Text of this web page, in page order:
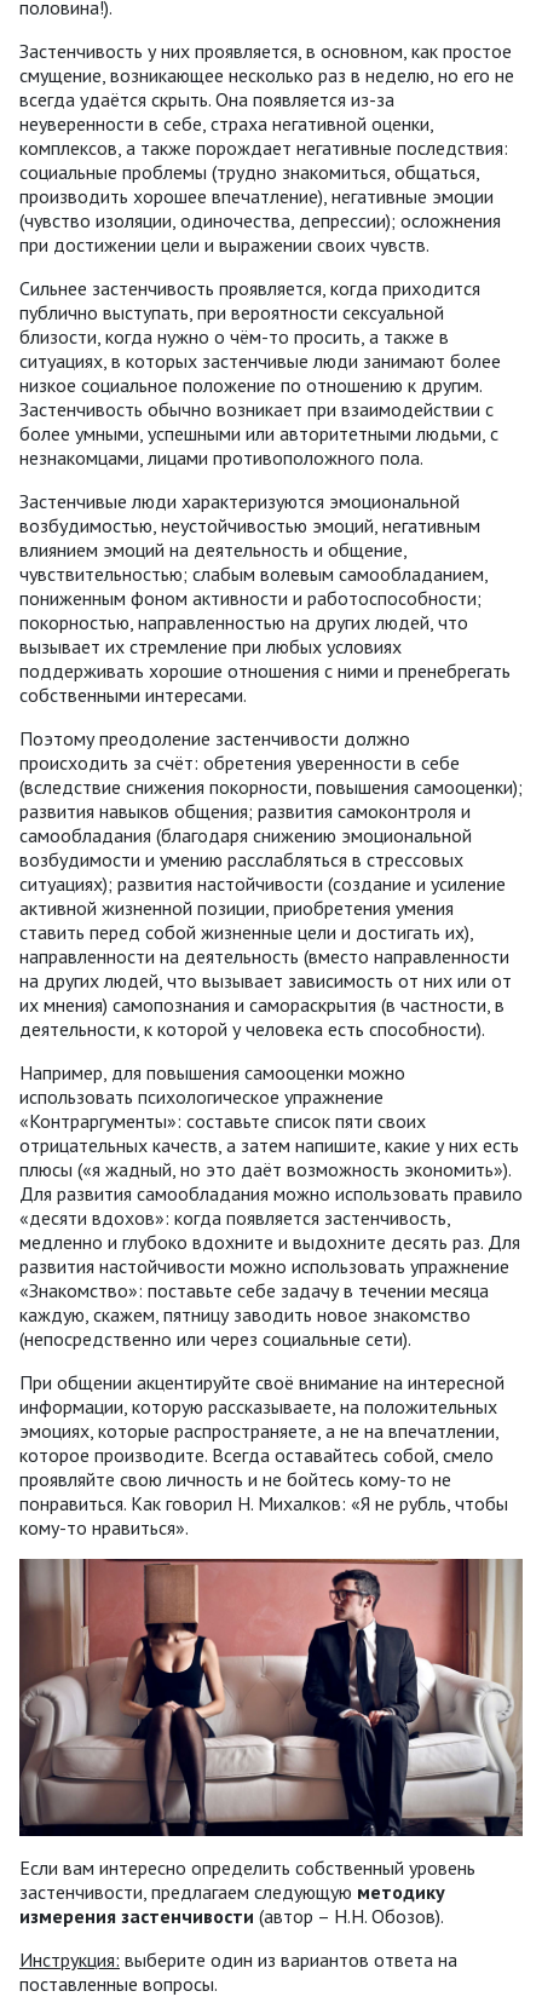
половина!).
Застенчивость у них проявляется, в основном, как простое
смущение, возникающее несколько раз в неделю, но его не
всегда удаётся скрыть. Она появляется из-за
неуверенности в себе, страха негативной оценки,
комплексов, а также порождает негативные последствия:
социальные проблемы (трудно знакомиться, общаться,
производить хорошее впечатление), негативные эмоции
(чувство изоляции, одиночества, депрессии); осложнения
при достижении цели и выражении своих чувств.
Сильнее застенчивость проявляется, когда приходится
публично выступать, при вероятности сексуальной
близости, когда нужно о чём-то просить, а также в
ситуациях, в которых застенчивые люди занимают более
низкое социальное положение по отношению к другим.
Застенчивость обычно возникает при взаимодействии с
более умными, успешными или авторитетными людьми, с
незнакомцами, лицами противоположного пола.
Застенчивые люди характеризуются эмоциональной
возбудимостью, неустойчивостью эмоций, негативным
влиянием эмоций на деятельность и общение,
чувствительностью; слабым волевым самообладанием,
пониженным фоном активности и работоспособности;
покорностью, направленностью на других людей, что
вызывает их стремление при любых условиях
поддерживать хорошие отношения с ними и пренебрегать
собственными интересами.
Поэтому преодоление застенчивости должно
происходить за счёт: обретения уверенности в себе
(вследствие снижения покорности, повышения самооценки);
развития навыков общения; развития самоконтроля и
самообладания (благодаря снижению эмоциональной
возбудимости и умению расслабляться в стрессовых
ситуациях); развития настойчивости (создание и усиление
активной жизненной позиции, приобретения умения
ставить перед собой жизненные цели и достигать их),
направленности на деятельность (вместо направленности
на других людей, что вызывает зависимость от них или от
их мнения) самопознания и самораскрытия (в частности, в
деятельности, к которой у человека есть способности).
Например, для повышения самооценки можно
использовать психологическое упражнение
«Контраргументы»: составьте список пяти своих
отрицательных качеств, а затем напишите, какие у них есть
плюсы («я жадный, но это даёт возможность экономить»).
Для развития самообладания можно использовать правило
«десяти вдохов»: когда появляется застенчивость,
медленно и глубоко вдохните и выдохните десять раз. Для
развития настойчивости можно использовать упражнение
«Знакомство»: поставьте себе задачу в течении месяца
каждую, скажем, пятницу заводить новое знакомство
(непосредственно или через социальные сети).
При общении акцентируйте своё внимание на интересной
информации, которую рассказываете, на положительных
эмоциях, которые распространяете, а не на впечатлении,
которое производите. Всегда оставайтесь собой, смело
проявляйте свою личность и не бойтесь кому-то не
понравиться. Как говорил Н. Михалков: «Я не рубль, чтобы
кому-то нравиться».
Если вам интересно определить собственный уровень
застенчивости, предлагаем следующую методику
измерения застенчивости (автор – Н.Н. Обозов).
Инструкция: выберите один из вариантов ответа на
поставленные вопросы.